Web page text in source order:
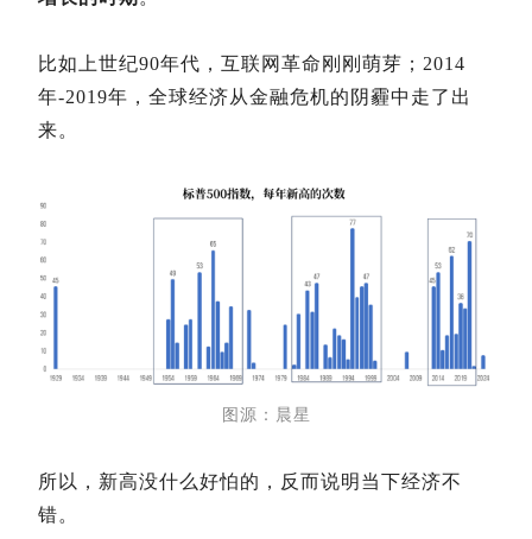
比如上世纪90年代，互联网革命刚刚萌芽；2014
年-2019年，全球经济从金融危机的阴霾中走了出
来。
图源：晨星
所以，新高没什么好怕的，反而说明当下经济不
错。